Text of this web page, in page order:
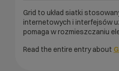
Grid to układ siatki
internetowych i interfejsów
pomaga w rozmieszczaniu
Read the entire entry about